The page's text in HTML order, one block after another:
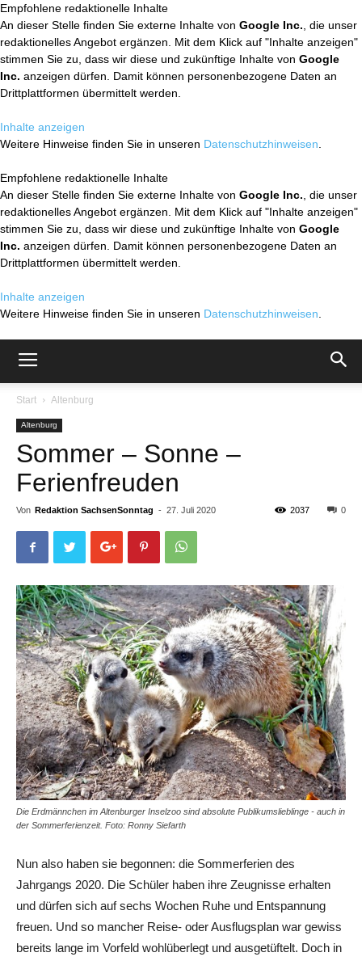
Empfohlene redaktionelle Inhalte
An dieser Stelle finden Sie externe Inhalte von Google Inc. , die unser
redaktionelles Angebot ergänzen. Mit dem Klick auf "Inhalte anzeigen"
stimmen Sie zu, dass wir diese und zukünftige Inhalte von Google
Inc. anzeigen dürfen. Damit können personenbezogene Daten an
Drittplattformen übermittelt werden.
Inhalte anzeigen
Weitere Hinweise finden Sie in unseren Datenschutzhinweisen
Empfohlene redaktionelle Inhalte
An dieser Stelle finden Sie externe Inhalte von Google Inc. , die unser
redaktionelles Angebot ergänzen. Mit dem Klick auf "Inhalte anzeigen"
stimmen Sie zu, dass wir diese und zukünftige Inhalte von Google
Inc. anzeigen dürfen. Damit können personenbezogene Daten an
Drittplattformen übermittelt werden.
Inhalte anzeigen
Weitere Hinweise finden Sie in unseren Datenschutzhinweisen
Start Altenburg
Altenburg
Sommer – Sonne –
Ferienfreuden
Von Redaktion SachsenSonntag - 27. Juli 2020 0
2037
Die Erdmännchen im Altenburger Inselzoo sind absolute Publikumslieblinge - auch in
der Sommerferienzeit. Foto: Ronny Siefarth
Nun also haben sie begonnen: die Sommerferien des
Jahrgangs 2020. Die Schüler haben ihre Zeugnisse erhalten
und dürfen sich auf sechs Wochen Ruhe und Entspannung
freuen. Und so mancher Reise- oder Ausflugsplan war gewiss
bereits lange im Vorfeld wohlüberlegt und ausgetüftelt. Doch in